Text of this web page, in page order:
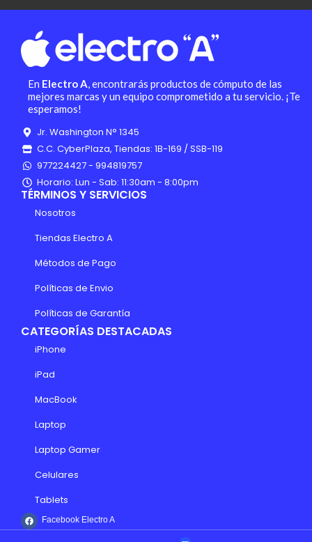
En Electro A, encontrarás productos de cómputo de las
mejores marcas y un equipo comprometido a tu servicio. ¡Te
esperamos!
Jr. Washington N° 1345
C.C. CyberPlaza, Tiendas: 1B-169 / SSB-119
977224427 - 994819757
Horario: Lun - Sab: 11:30am - 8:00pm
TÉRMINOS Y SERVICIOS
Nosotros
Tiendas Electro A
Métodos de Pago
Políticas de Envio
Políticas de Garantía
CATEGORÍAS DESTACADAS
iPhone
iPad
MacBook
Laptop
Laptop Gamer
Celulares
Tablets
Facebook Electro A